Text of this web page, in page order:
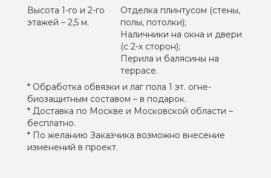
Высота 1-го и 2-го
этажей – 2,5 м.
Отделка плинтусом (стены,
полы, потолки);
Наличники на окна и двери
(с 2-х сторон);
Перила и балясины на
террасе.
* Обработка обвязки и лаг пола 1 эт. огне-
биозащитным составом – в подарок.
* Доставка по Москве и Московской области –
бесплатно.
* По желанию Заказчика возможно внесение
изменений в проект.